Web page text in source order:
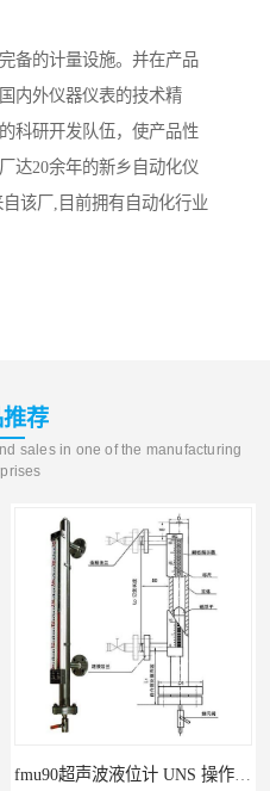
备的计量设施。并在产品
内外仪器仪表的技术精
科研开发队伍，使产品性
达20余年的新乡自动化仪
该厂,目前拥有自动化行业
荐
sales in one of the manufacturing